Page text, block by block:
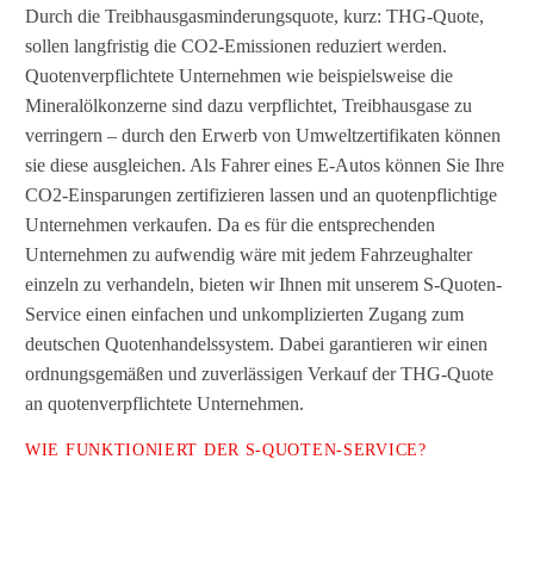
Durch die Treibhausgasminderungsquote, kurz: THG-Quote,
sollen langfristig die CO2-Emissionen reduziert werden.
Quotenverpflichtete Unternehmen wie beispielsweise die
Mineralölkonzerne sind dazu verpflichtet, Treibhausgase zu
verringern – durch den Erwerb von Umweltzertifikaten können
sie diese ausgleichen. Als Fahrer eines E-Autos können Sie Ihre
CO2-Einsparungen zertifizieren lassen und an quotenpflichtige
Unternehmen verkaufen. Da es für die entsprechenden
Unternehmen zu aufwendig wäre mit jedem Fahrzeughalter
einzeln zu verhandeln, bieten wir Ihnen mit unserem S-Quoten-
Service einen einfachen und unkomplizierten Zugang zum
deutschen Quotenhandelssystem. Dabei garantieren wir einen
ordnungsgemäßen und zuverlässigen Verkauf der THG-Quote
an quotenverpflichtete Unternehmen.
WIE FUNKTIONIERT DER S-QUOTEN-SERVICE?